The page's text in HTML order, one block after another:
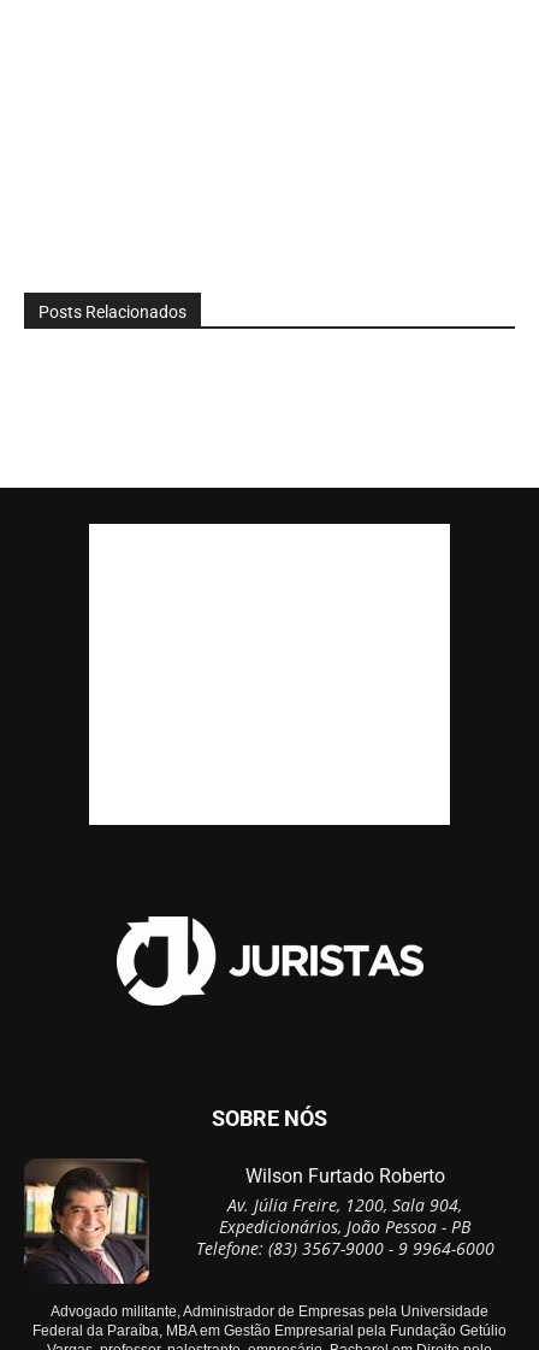
Posts Relacionados
SOBRE NÓS
Wilson Furtado Roberto
Av. Júlia Freire, 1200, Sala 904,
Expedicionários, João Pessoa - PB
Telefone: (83) 3567-9000 - 9 9964-6000
Advogado militante, Administrador de Empresas pela Universidade
Federal da Paraíba, MBA em Gestão Empresarial pela Fundação Getúlio